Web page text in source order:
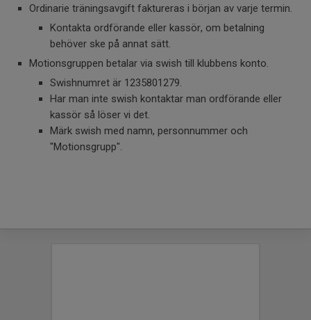
Ordinarie träningsavgift faktureras i början av varje termin.
Kontakta ordförande eller kassör, om betalning
behöver ske på annat sätt.
Motionsgruppen betalar via swish till klubbens konto.
Swishnumret är 1235801279.
Har man inte swish kontaktar man ordförande eller
kassör så löser vi det.
Märk swish med namn, personnummer och
"Motionsgrupp".